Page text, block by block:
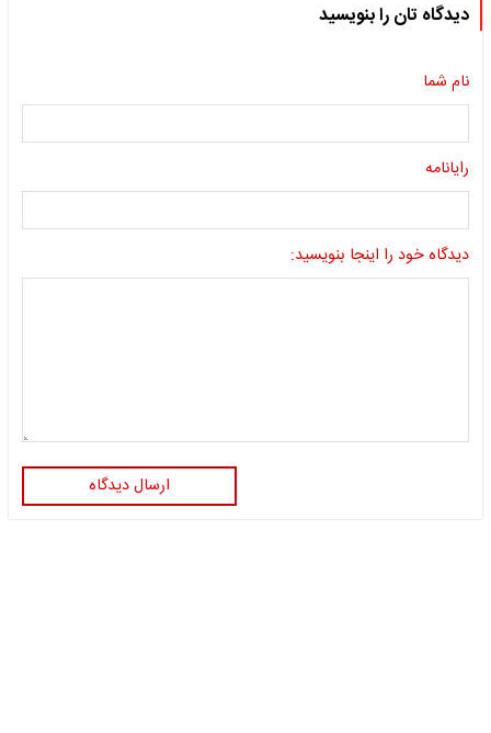
دیدگاه تان را بنویسید
نام شما
رایانامه
دیدگاه خود را اینجا بنویسید:
ارسال دیدگاه